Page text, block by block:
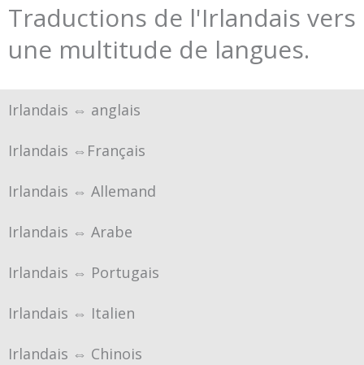
Traductions de l'Irlandais vers
une multitude de langues.
Irlandais ⇔ anglais
Irlandais ⇔Français
Irlandais ⇔ Allemand
Irlandais ⇔ Arabe
Irlandais ⇔ Portugais
Irlandais ⇔ Italien
Irlandais ⇔ Chinois